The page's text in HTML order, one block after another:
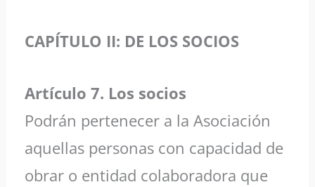
CAPÍTULO II: DE LOS SOCIOS
Artículo 7. Los socios
Podrán pertenecer a la Asociación
aquellas personas con capacidad de
obrar o entidad colaboradora que